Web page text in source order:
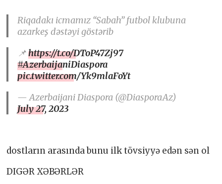
Riqadakı icmamız “Sabah” futbol klubuna
azarkeş dəstəyi göstərib
📌https://t.co/DToP47Zj97
#AzerbaijaniDiaspora
pic.twitter.com/Yk9mlaFoYt
— Azerbaijani Diaspora (@DiasporaAz)
July 27, 2023
dostların arasında bunu ilk tövsiyyə edən sən ol
DIGƏR XƏBƏRLƏR